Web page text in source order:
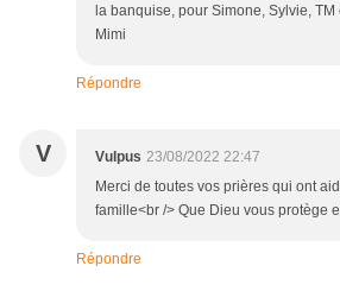
la banquise, pour Simone, Sylvie, TM
Mimi
Répondre
V Vulpus 23/08/2022 22:47
Merci de toutes vos prières qui ont
famille<br /> Que Dieu vous protège
Répondre